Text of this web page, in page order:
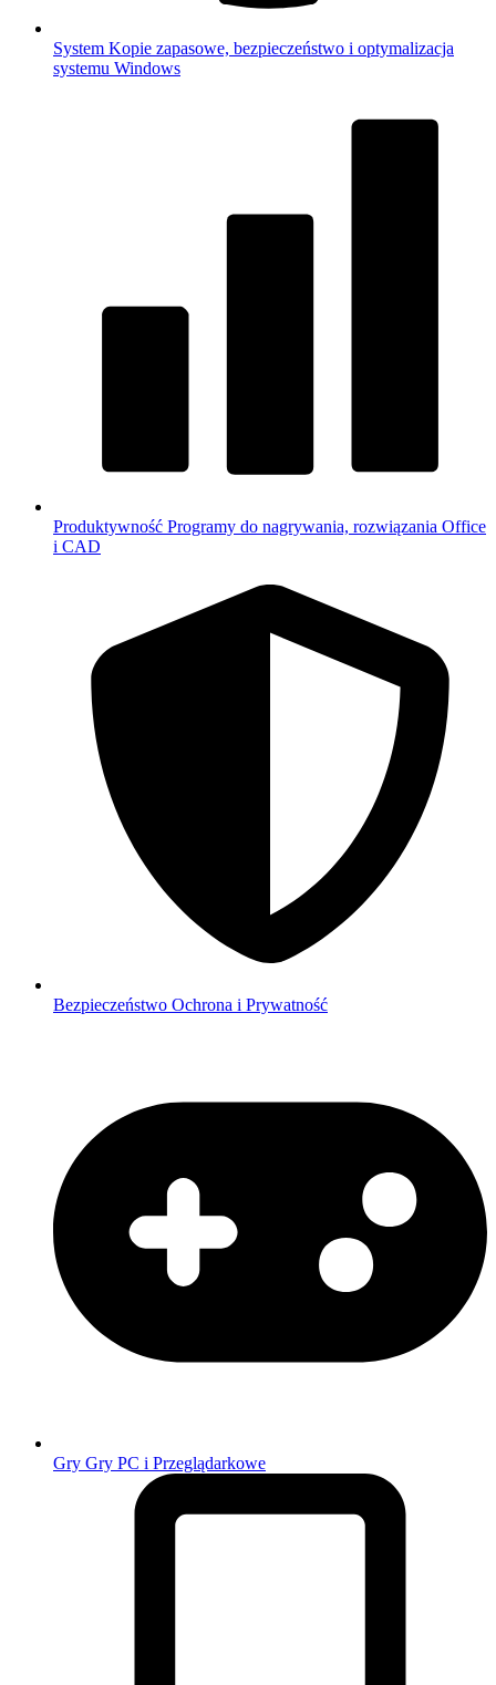
System Kopie zapasowe, bezpieczeństwo i optymalizacja
systemu Windows
Produktywność Programy do nagrywania, rozwiązania Office
i CAD
Bezpieczeństwo Ochrona i Prywatność
Gry Gry PC i Przeglądarkowe